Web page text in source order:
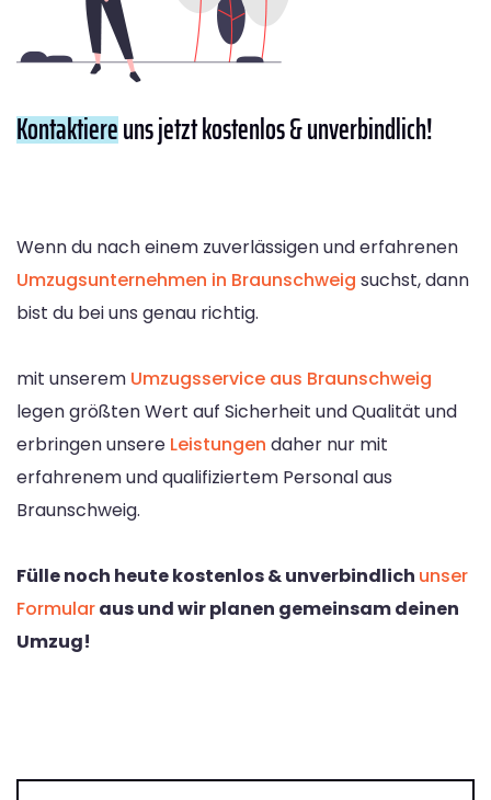
Kontaktiereuns jetzt kostenlos & unverbindlich!
Wenn du nach einem zuverlässigen und erfahrenen
Umzugsunternehmen in Braunschweig suchst, dann
bist du bei uns genau richtig.
mit unserem Umzugsservice aus Braunschweig
legen größten Wert auf Sicherheit und Qualität und
erbringen unsere Leistungen daher nur mit
erfahrenem und qualifiziertem Personal aus
Braunschweig.
Fülle noch heute kostenlos & unverbindlich unser
Formularaus und wir planen gemeinsam deinen
Umzug!